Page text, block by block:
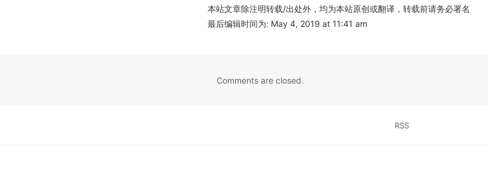
本站文章除注明转载/出处外，均为本站原创或翻译，转载前请务必署名
最后编辑时间为: May 4, 2019 at 11:41 am
Comments are closed.
RSS